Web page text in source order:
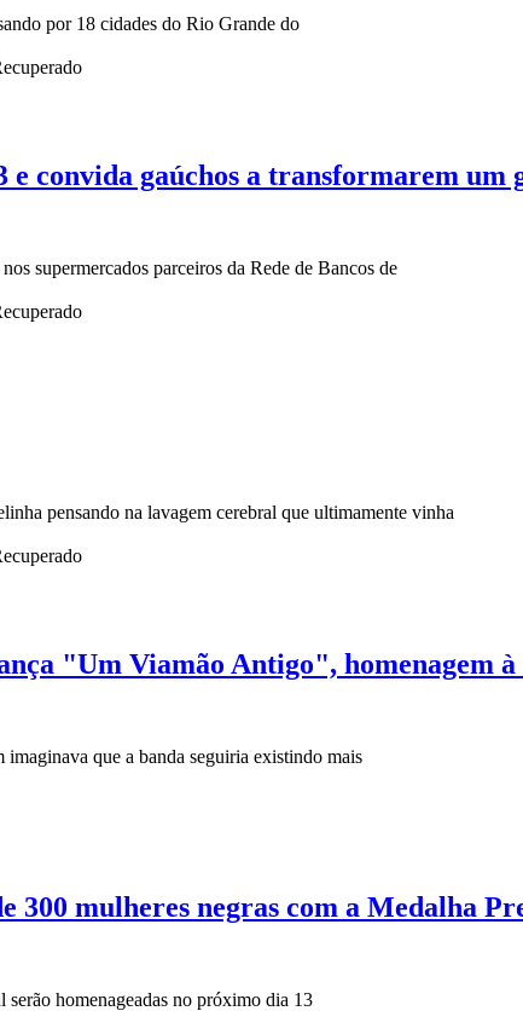
por 18 cidades do Rio Grande do
convida gaúchos a transformarem um
supermercados parceiros da Rede de Bancos de
pensando na lavagem cerebral que ultimamente vinha
"Um Viamão Antigo", homenagem
que a banda seguiria existindo mais
300 mulheres negras com a Medalha
homenageadas no próximo dia 13